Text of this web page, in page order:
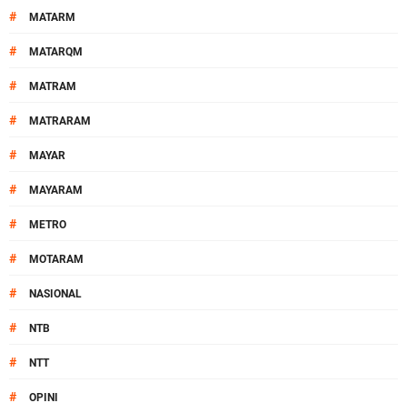
# MATARM
# MATARQM
# MATRAM
# MATRARAM
# MAYAR
# MAYARAM
# METRO
# MOTARAM
# NASIONAL
# NTB
# NTT
# OPINI